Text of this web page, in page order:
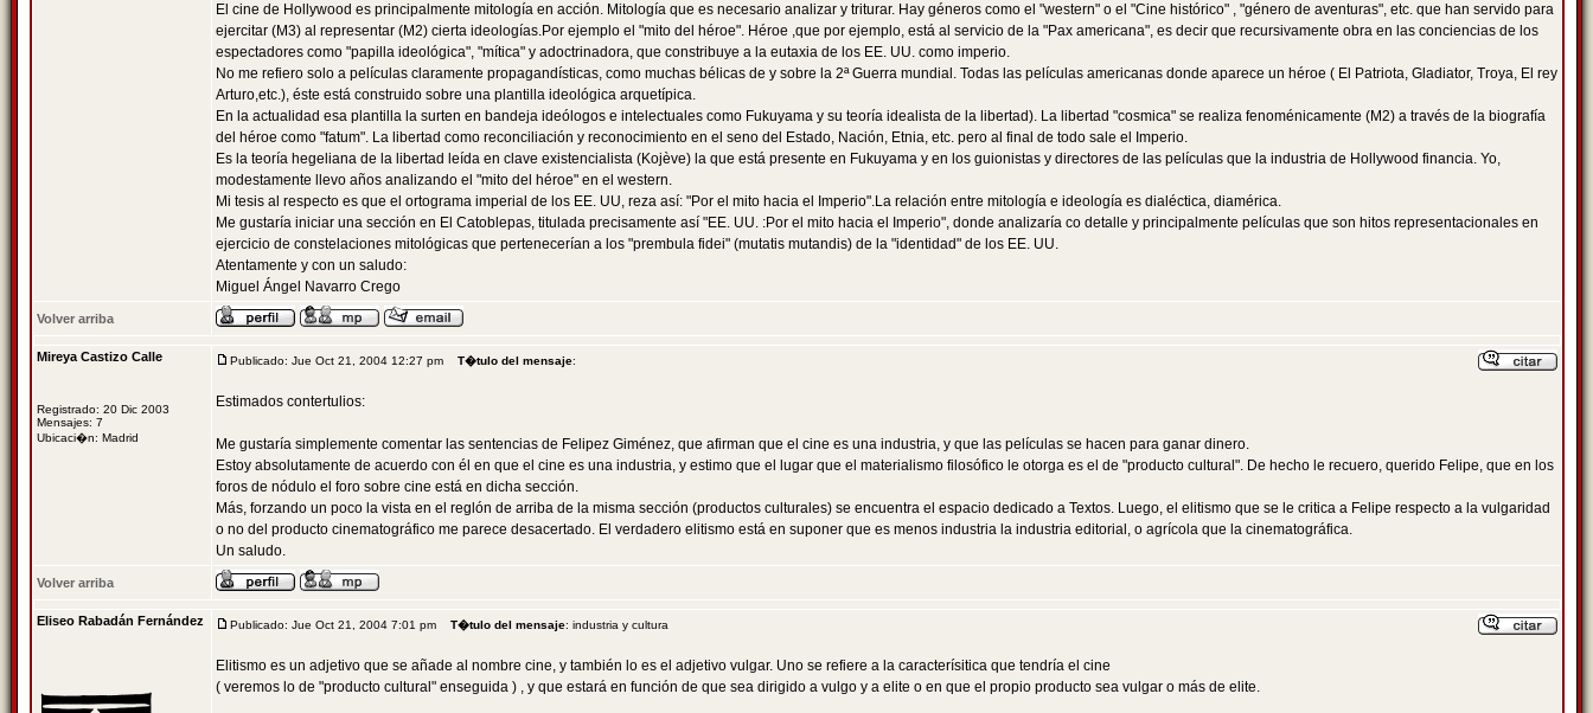
El cine de Hollywood es principalmente mitología en acción. Mitología que es necesario analizar y triturar. Hay géneros como el "western" o el "Cine histórico" , "género de aventuras", etc. que han servido para
ejercitar (M3) al representar (M2) cierta ideologías.Por ejemplo el "mito del héroe". Héroe ,que por ejemplo, está al servicio de la "Pax americana", es decir que recursivamente obra en las conciencias de los
espectadores como "papilla ideológica", "mítica" y adoctrinadora, que constribuye a la eutaxia de los EE. UU. como imperio.
No me refiero solo a películas claramente propagandísticas, como muchas bélicas de y sobre la 2ª Guerra mundial. Todas las películas americanas donde aparece un héroe ( El Patriota, Gladiator, Troya, El rey
Arturo,etc.), éste está construido sobre una plantilla ideológica arquetípica.
En la actualidad esa plantilla la surten en bandeja ideólogos e intelectuales como Fukuyama y su teoría idealista de la libertad). La libertad "cosmica" se realiza fenoménicamente (M2) a través de la biografía
del héroe como "fatum". La libertad como reconciliación y reconocimiento en el seno del Estado, Nación, Etnia, etc. pero al final de todo sale el Imperio.
Es la teoría hegeliana de la libertad leída en clave existencialista (Kojève) la que está presente en Fukuyama y en los guionistas y directores de las películas que la industria de Hollywood financia. Yo,
modestamente llevo años analizando el "mito del héroe" en el western.
Mi tesis al respecto es que el ortograma imperial de los EE. UU, reza así: "Por el mito hacia el Imperio".La relación entre mitología e ideología es dialéctica, diamérica.
Me gustaría iniciar una sección en El Catoblepas, titulada precisamente así "EE. UU. :Por el mito hacia el Imperio", donde analizaría co detalle y principalmente películas que son hitos representacionales en
ejercicio de constelaciones mitológicas que pertenecerían a los "prembula fidei" (mutatis mutandis) de la "identidad" de los EE. UU.
Atentamente y con un saludo:
Miguel Ángel Navarro Crego
Volver arriba
Mireya Castizo Calle
Registrado: 20 Dic 2003
Mensajes: 7
Ubicaci�n: Madrid
Publicado: Jue Oct 21, 2004 12:27 pm T�tulo del mensaje:
Estimados contertulios:
Me gustaría simplemente comentar las sentencias de Felipez Giménez, que afirman que el cine es una industria, y que las películas se hacen para ganar dinero.
Estoy absolutamente de acuerdo con él en que el cine es una industria, y estimo que el lugar que el materialismo filosófico le otorga es el de "producto cultural". De hecho le recuero, querido Felipe, que en los
foros de nódulo el foro sobre cine está en dicha sección.
Más, forzando un poco la vista en el reglón de arriba de la misma sección (productos culturales) se encuentra el espacio dedicado a Textos. Luego, el elitismo que se le critica a Felipe respecto a la vulgaridad
o no del producto cinematográfico me parece desacertado. El verdadero elitismo está en suponer que es menos industria la industria editorial, o agrícola que la cinematográfica.
Un saludo.
Volver arriba
Eliseo Rabadán Fernández Publicado: Jue Oct 21, 2004 7:01 pm T�tulo del mensaje: industria y cultura
Elitismo es un adjetivo que se añade al nombre cine, y también lo es el adjetivo vulgar. Uno se refiere a la caracterísitica que tendría el cine
( veremos lo de "producto cultural" enseguida ) , y que estará en función de que sea dirigido a vulgo y a elite o en que el propio producto sea vulgar o más de elite.